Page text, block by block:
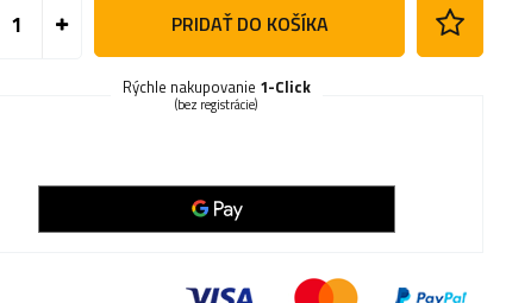
PRIDAŤ DO KOŠÍKA
Rýchle nakupovanie 1-Click
(bez registrácie)